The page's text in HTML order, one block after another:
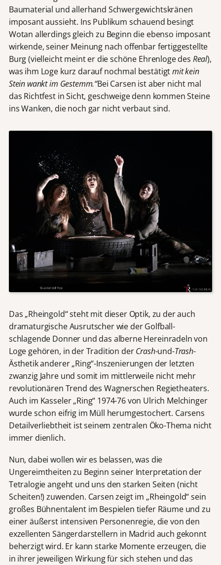
Baumaterial und allerhand Schwergewichtskränen
imposant aussieht. Ins Publikum schauend besingt
Wotan allerdings gleich zu Beginn die ebenso imposant
wirkende, seiner Meinung nach offenbar fertiggestellte
Burg (vielleicht meint er die schöne Ehrenloge des Real),
was ihm Loge kurz darauf nochmal bestätigtmit kein
Stein wankt im Gestemm.“Bei Carsen ist aber nicht mal
das Richtfest in Sicht, geschweige denn kommen Steine
ins Wanken, die noch gar nicht verbaut sind.
Das „Rheingold“ steht mit dieser Optik, zu der auch
dramaturgische Ausrutscher wie der Golfball-
schlagende Donner und das alberne Hereinradeln von
Loge gehören, in der Tradition derCrash-und-Trash-
Ästhetik anderer „Ring“-Inszenierungen der letzten
zwanzig Jahre und somit im mittlerweile nicht mehr
revolutionären Trend des Wagnerschen Regietheaters.
Auch im Kasseler „Ring“ 1974-76 von Ulrich Melchinger
wurde schon eifrig im Müll herumgestochert. Carsens
Detailverliebtheit ist seinem zentralen Öko-Thema nicht
immer dienlich.
Nun, dabei wollen wir es belassen, was die
Ungereimtheiten zu Beginn seiner Interpretation der
Tetralogie angeht und uns den starken Seiten (nicht
Scheiten!) zuwenden. Carsen zeigt im „Rheingold“ sein
großes Bühnentalent im Bespielen tiefer Räume und zu
einer äußerst intensiven Personenregie, die von den
exzellenten Sängerdarstellern in Madrid auch gekonnt
beherzigt wird. Er kann starke Momente erzeugen, die
in ihrer jeweiligen Wirkung für sich stehen und das